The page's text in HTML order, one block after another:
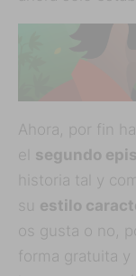
Ahora, por fin
el segundo
historia tal y
su estilo
os gusta o no,
forma gratuita y